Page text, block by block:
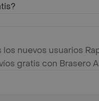
los nuevos usuarios
gratis con Brasero